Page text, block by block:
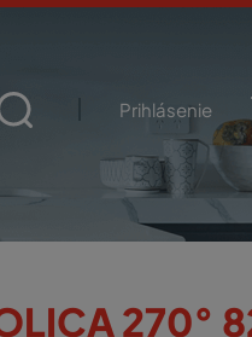
Prihlásenie
270°